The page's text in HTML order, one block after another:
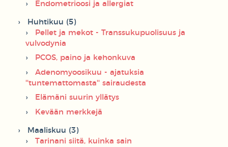
Endometrioosi ja allergiat
Huhtikuu (5)
Pellet ja mekot - Transsukupuolisuus ja
vulvodynia
PCOS, paino ja kehonkuva
Adenomyoosikuu - ajatuksia
''tuntemattomasta'' sairaudesta
Elämäni suurin yllätys
Kevään merkkejä
Maaliskuu (3)
Tarinani siitä, kuinka sain